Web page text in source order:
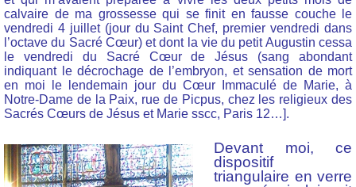
calvaire de ma grossesse qui se finit en fausse couche le
vendredi 4 juillet (jour du Saint Chef, premier vendredi dans
l’octave du Sacré Cœur) et dont la vie du petit Augustin cessa
le vendredi du Sacré Cœur de Jésus (sang abondant
indiquant le décrochage de l’embryon, et sensation de mort
en moi le lendemain jour du Cœur Immaculé de Marie, à
Notre-Dame de la Paix, rue de Picpus, chez les religieux des
Sacrés Cœurs de Jésus et Marie sscc, Paris 12…].
Devant moi, ce
dispositif
triangulaire en verre